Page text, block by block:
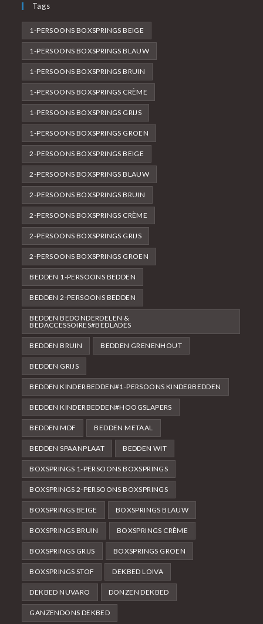
Tags
1-PERSOONS BOXSPRINGS BEIGE
1-PERSOONS BOXSPRINGS BLAUW
1-PERSOONS BOXSPRINGS BRUIN
1-PERSOONS BOXSPRINGS CRÈME
1-PERSOONS BOXSPRINGS GRIJS
1-PERSOONS BOXSPRINGS GROEN
2-PERSOONS BOXSPRINGS BEIGE
2-PERSOONS BOXSPRINGS BLAUW
2-PERSOONS BOXSPRINGS BRUIN
2-PERSOONS BOXSPRINGS CRÈME
2-PERSOONS BOXSPRINGS GRIJS
2-PERSOONS BOXSPRINGS GROEN
BEDDEN 1-PERSOONS BEDDEN
BEDDEN 2-PERSOONS BEDDEN
BEDDEN BEDONDERDELEN &
BEDACCESSOIRES#BEDLADES
BEDDEN BRUIN BEDDEN GRENENHOUT
BEDDEN GRIJS
BEDDEN KINDERBEDDEN#1-PERSOONS KINDERBEDDEN
BEDDEN KINDERBEDDEN#HOOGSLAPERS
BEDDEN MDF BEDDEN METAAL
BEDDEN SPAANPLAAT BEDDEN WIT
BOXSPRINGS 1-PERSOONS BOXSPRINGS
BOXSPRINGS 2-PERSOONS BOXSPRINGS
BOXSPRINGS BEIGE BOXSPRINGS BLAUW
BOXSPRINGS BRUIN BOXSPRINGS CRÈME
BOXSPRINGS GRIJS BOXSPRINGS GROEN
BOXSPRINGS STOF DEKBED LOIVA
DEKBED NUVARO DONZEN DEKBED
GANZENDONS DEKBED